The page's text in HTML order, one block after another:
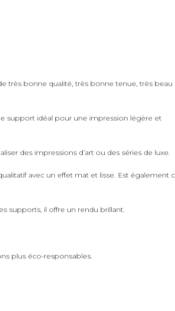
très bonne qualité, très bonne tenue, très beau
support idéal pour une impression légère et
des impressions d’art ou des séries de luxe.
avec un effet mat et lisse. Est également
supports, il offre un rendu brillant.
plus éco-responsables.